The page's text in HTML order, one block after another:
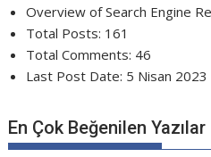
Overview of Search Engine
Total Posts: 161
Total Comments: 46
Last Post Date: 5 Nisan 2023
En Çok Beğenilen Yazılar